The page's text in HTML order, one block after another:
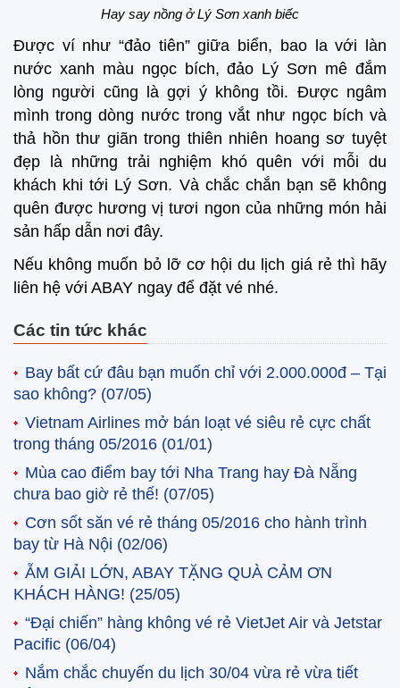
Hay say nồng ở Lý Sơn xanh biếc
Được ví như “đảo tiên” giữa biển, bao la với làn
nước xanh màu ngọc bích, đảo Lý Sơn mê đắm
lòng người cũng là gợi ý không tồi. Được ngâm
mình trong dòng nước trong vắt như ngọc bích và
thả hồn thư giãn trong thiên nhiên hoang sơ tuyệt
đẹp là những trải nghiệm khó quên với mỗi du
khách khi tới Lý Sơn. Và chắc chắn bạn sẽ không
quên được hương vị tươi ngon của những món hải
sản hấp dẫn nơi đây.
Nếu không muốn bỏ lỡ cơ hội du lịch giá rẻ thì hãy
liên hệ với ABAY ngay để đặt vé nhé.
Các tin tức khác
Bay bất cứ đâu bạn muốn chỉ với 2.000.000đ – Tại
sao không? (07/05)
Vietnam Airlines mở bán loạt vé siêu rẻ cực chất
trong tháng 05/2016 (01/01)
Mùa cao điểm bay tới Nha Trang hay Đà Nẵng
chưa bao giờ rẻ thế! (07/05)
Cơn sốt săn vé rẻ tháng 05/2016 cho hành trình
bay từ Hà Nội (02/06)
ẴM GIẢI LỚN, ABAY TẶNG QUÀ CẢM ƠN
KHÁCH HÀNG! (25/05)
“Đại chiến” hàng không vé rẻ VietJet Air và Jetstar
Pacific (06/04)
Nắm chắc chuyến du lịch 30/04 vừa rẻ vừa tiết